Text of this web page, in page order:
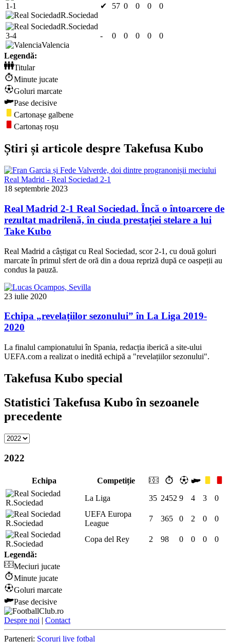
1-1
R.Sociedad
✔ 57 0 0 0 0
R.Sociedad
3-4
Valencia
- 0 0 0 0 0
Legendă:
Titular
Minute jucate
Goluri marcate
Pase decisive
Cartonașe galbene
Cartonaș roșu
Știri și articole despre Takefusa Kubo
18 septembrie 2023
Real Madrid 2-1 Real Sociedad. Încă o întoarcere de
rezultat madrilenă, în ciuda prestației stelare a lui
Take Kubo
Real Madrid a câștigat cu Real Sociedad, scor 2-1, cu două goluri
marcate în primul sfert de oră din a doua repriză după ce oaspeții au
condus la pauză.
23 iulie 2020
Echipa „revelațiilor sezonului” în La Liga 2019-
2020
La finalul campionatului în Spania, redacția iberică a site-ului
UEFA.com a realizat o inedită echipă a "revelațiilor sezonului".
Takefusa Kubo special
Statistici Takefusa Kubo în sezoanele
precedente
2022
Echipa Competiție
R.Sociedad
La Liga 35 2452 9 4 3 0
R.Sociedad
UEFA Europa
League
7 365 0 2 0 0
R.Sociedad
Copa del Rey 2 98 0 0 0
0
Legendă:
Meciuri jucate
Minute jucate
Goluri marcate
Pase decisive
Despre noi | Contact
Parteneri: Scoruri live fotbal